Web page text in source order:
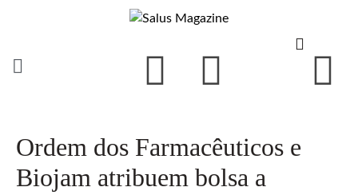
Ordem dos Farmacêuticos e
Biojam atribuem bolsa a